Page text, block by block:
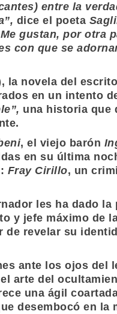
entre la
dice el poeta
gustan, por otra
con que se
la novela del
en un intento
una historia que
, el viejo barón
en su última
Fray Cirillo, un
les ha dado
y jefe máximo de
de revelar su
ante los ojos del
arte del
una ágil
desembocó en la